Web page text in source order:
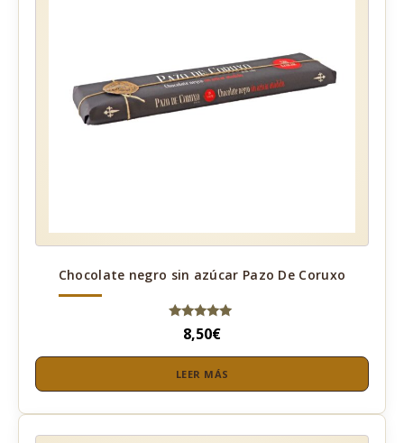
Chocolate negro sin azúcar Pazo De Coruxo
Valorado
con
8,50€
LEER MÁS